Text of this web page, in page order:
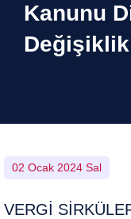
Kanunu
02 Ocak 2024 Sal
VERGİ